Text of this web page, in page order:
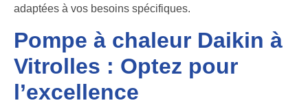
adaptées à vos besoins spécifiques.
Pompe à chaleur Daikin à
Vitrolles : Optez pour
l’excellence